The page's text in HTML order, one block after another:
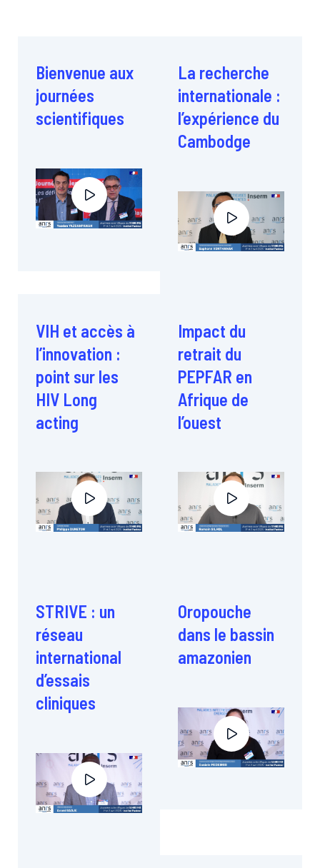
Bienvenue aux
journées
scientifiques
La recherche
internationale :
l’expérience du
Cambodge
VIH et accès à
l’innovation :
point sur les
HIV Long
acting
Impact du
retrait du
PEPFAR en
Afrique de
l’ouest
STRIVE : un
réseau
international
d’essais
cliniques
Oropouche
dans le bassin
amazonien